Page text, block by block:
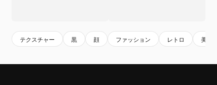
テクスチャー 黒 顔 ファッション レトロ 美し